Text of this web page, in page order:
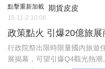
點擊重新加載 期貨皮皮
15-11-2 10:08
政策點火 引爆20億旅展
行政院祭出限時限量國內旅遊
展揭幕，可望引爆Q4觀光熱潮